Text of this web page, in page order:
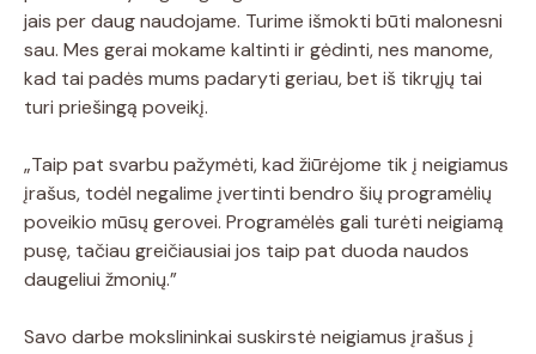
jais per daug naudojame. Turime išmokti būti malonesni
sau. Mes gerai mokame kaltinti ir gėdinti, nes manome,
kad tai padės mums padaryti geriau, bet iš tikrųjų tai
turi priešingą poveikį.
„Taip pat svarbu pažymėti, kad žiūrėjome tik į neigiamus
įrašus, todėl negalime įvertinti bendro šių programėlių
poveikio mūsų gerovei. Programėlės gali turėti neigiamą
pusę, tačiau greičiausiai jos taip pat duoda naudos
daugeliui žmonių.”
Savo darbe mokslininkai suskirstė neigiamus įrašus į